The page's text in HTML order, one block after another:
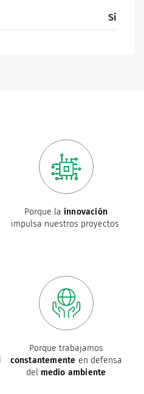
Sí
Porque la innovación
impulsa nuestros proyectos
Porque trabajamos
constantemente en defensa
del medio ambiente